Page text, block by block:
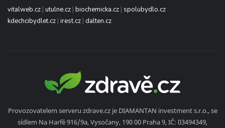
vitalweb.cz | utulne.cz | biochemicka.cz | spolubydlo.cz
kdechcibydlet.cz | irest.cz | dalten.cz
Provozovatelem serveru zdrave.cz je DIAMANTAN investment s.r.o., se
sídlem Na Harfě 916/9a, Vysočany, 190 00 Praha 9, IČ: 03494349,